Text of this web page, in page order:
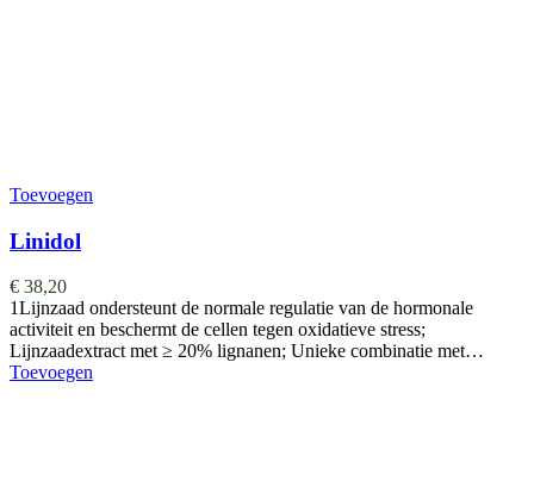
Toevoegen
Linidol
€ 38,20
1Lijnzaad ondersteunt de normale regulatie van de hormonale
activiteit en beschermt de cellen tegen oxidatieve stress;
Lijnzaadextract met ≥ 20% lignanen; Unieke combinatie met…
Toevoegen